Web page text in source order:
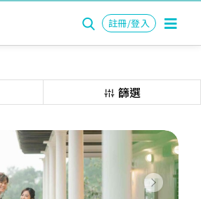
註冊/登入
篩選
Next